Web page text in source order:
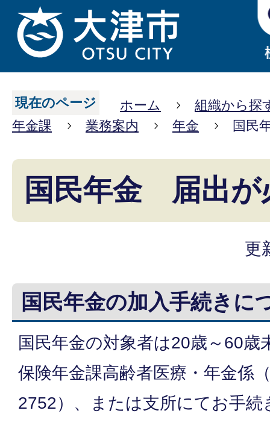
現在のページ ホーム
組織から探
年金課
業務案内 年金 国民
国民年金 届出が
更
国民年金の加入手続きに
国民年金の対象者は20歳～60歳
保険年金課高齢者医療・年金係
2752）、または支所にてお手